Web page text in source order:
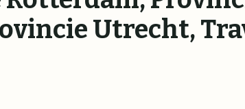
Utrecht,